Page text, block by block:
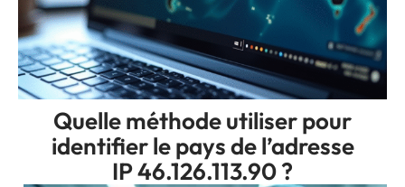
Quelle méthode utiliser pour
identifier le pays de l’adresse
IP 46.126.113.90 ?